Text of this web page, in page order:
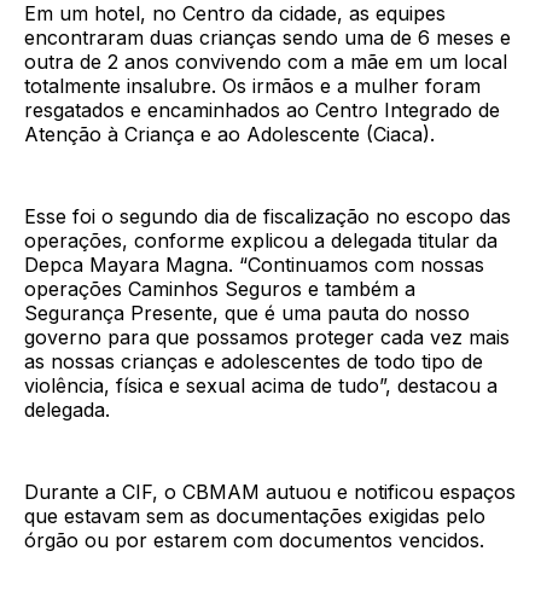
Em um hotel, no Centro da cidade, as equipes
encontraram duas crianças sendo uma de 6 meses e
outra de 2 anos convivendo com a mãe em um local
totalmente insalubre. Os irmãos e a mulher foram
resgatados e encaminhados ao Centro Integrado de
Atenção à Criança e ao Adolescente (Ciaca).
Esse foi o segundo dia de fiscalização no escopo das
operações, conforme explicou a delegada titular da
Depca Mayara Magna. “Continuamos com nossas
operações Caminhos Seguros e também a
Segurança Presente, que é uma pauta do nosso
governo para que possamos proteger cada vez mais
as nossas crianças e adolescentes de todo tipo de
violência, física e sexual acima de tudo”, destacou a
delegada.
Durante a CIF, o CBMAM autuou e notificou espaços
que estavam sem as documentações exigidas pelo
órgão ou por estarem com documentos vencidos.